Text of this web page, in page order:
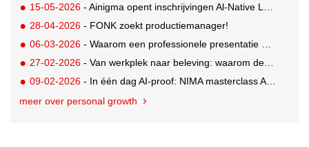
15-05-2026 - Ainigma opent inschrijvingen Al-Native Leadership Academy
28-04-2026 - FONK zoekt productiemanager!
06-03-2026 - Waarom een professionele presentatie doorslaggevend is bij pitches en new business
27-02-2026 - Van werkplek naar beleving: waarom deze details ertoe doen
09-02-2026 - In één dag AI-proof: NIMA masterclass AI-geletterdheid voor professionals
meer over personal growth